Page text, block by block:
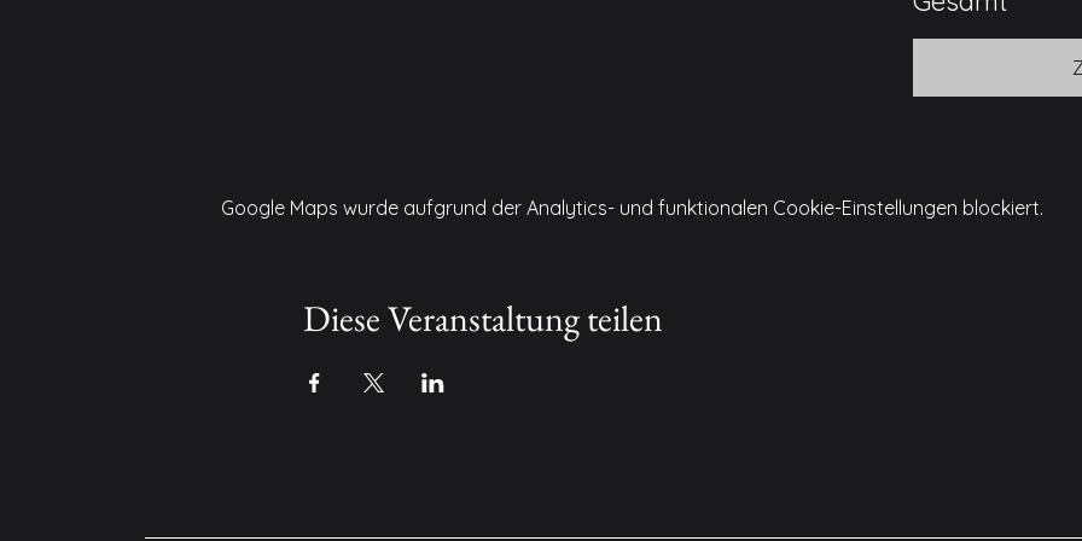
Google Maps wurde aufgrund der Analytics- und funktionalen Cookie-Einstellungen blockiert.
Diese Veranstaltung teilen